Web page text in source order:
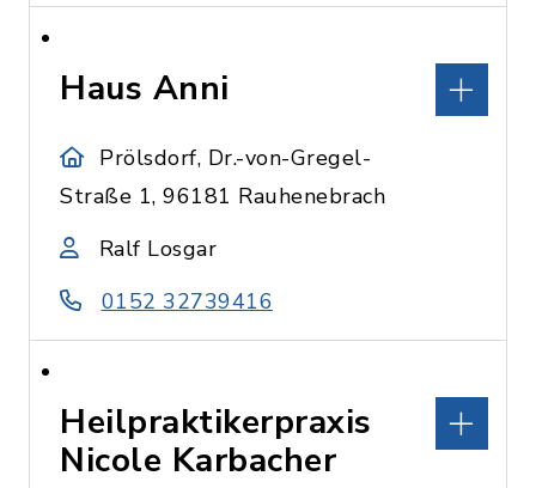
Haus Anni
Prölsdorf, Dr.-von-Gregel-
Straße 1, 96181 Rauhenebrach
Ralf Losgar
0152 32739416
Heilpraktikerpraxis
Nicole Karbacher